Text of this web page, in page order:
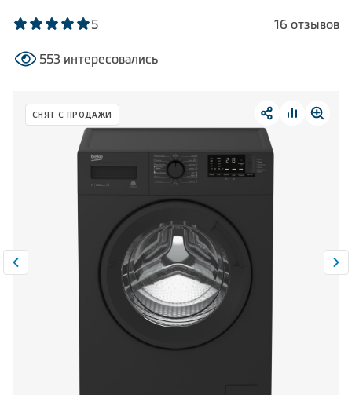
Посудомоечные машины
Плиты
Малая бытовая техника
Климатическая техника
5 16 отзывов
553 интересовались
СНЯТ С ПРОДАЖИ